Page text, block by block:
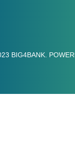
BIG4BANK.